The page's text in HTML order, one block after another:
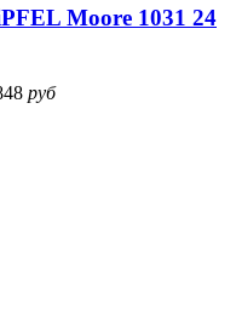
Moore 1031 24
руб